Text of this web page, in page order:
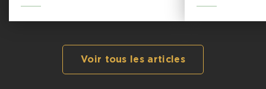
Voir tous les articles